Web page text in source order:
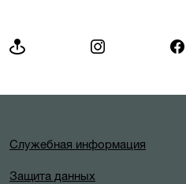
Служебная информация
Защита данных